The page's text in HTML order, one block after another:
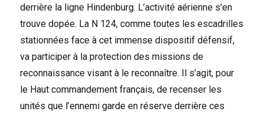
derrière la ligne Hindenburg. L’activité aérienne s’en
trouve dopée. La N 124, comme toutes les escadrilles
stationnées face à cet immense dispositif défensif,
va participer à la protection des missions de
reconnaissance visant à le reconnaître. Il s’agit, pour
le Haut commandement français, de recenser les
unités que l’ennemi garde en réserve derrière ces